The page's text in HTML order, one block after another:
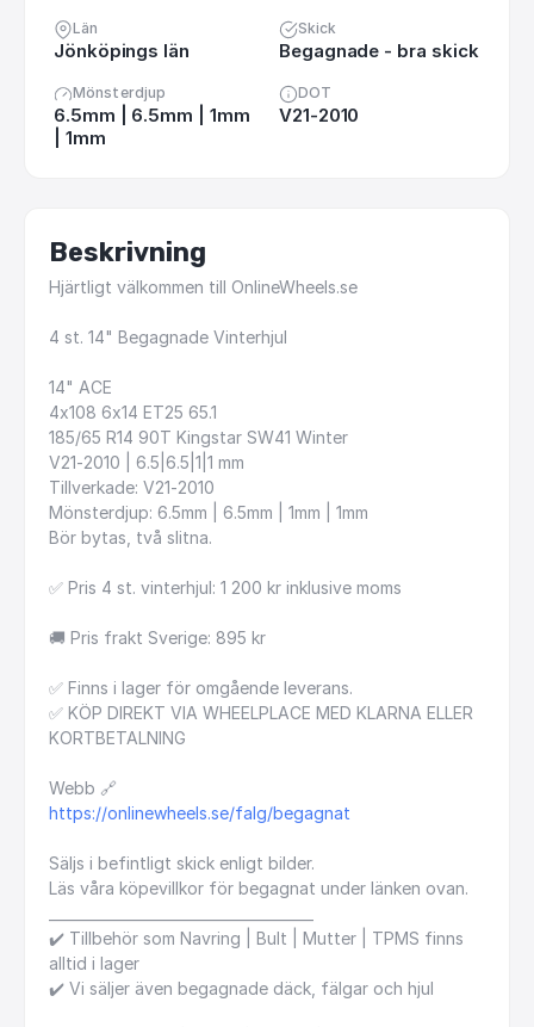
Län
Jönköpings län
Skick
Begagnade - bra skick
Mönsterdjup
6.5mm | 6.5mm | 1mm
| 1mm
DOT
V21-2010
Beskrivning
Hjärtligt välkommen till OnlineWheels.se
4 st. 14" Begagnade Vinterhjul
14" ACE
4x108 6x14 ET25 65.1
185​/​65 R14 90T Kingstar SW41 Winter
V21-2010
6.5|6.5|1|1 mm
Tillverkade: V21-2010
Mönsterdjup: 6.5mm 6.5mm 1mm
1mm
Bör bytas, två slitna.
✅ Pris 4 st. vinterhjul: 1 200 kr inklusive moms
🚚 Pris frakt Sverige: 895 kr
✅ Finns i lager för omgående leverans.
✅ KÖP DIREKT VIA WHEELPLACE MED KLARNA ELLER
KORTBETALNING
Webb 🔗
https://onlinewheels.se/falg/begagnat
Säljs i befintligt skick enligt bilder.
Läs våra köpevillkor för begagnat under länken ovan.
✔️ Tillbehör som Navring Bult Mutter TPMS finns
alltid i lager
✔️ Vi säljer även begagnade däck, fälgar och hjul